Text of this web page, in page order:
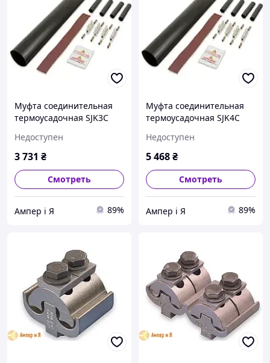
Муфта соединительная
термоусадочная SJK3C
Недоступен
3 731 ₴
Смотреть
Ампер і Я 89%
Муфта соединительная
термоусадочная SJK4C
Недоступен
5 468₴
Смотреть
Ампер і Я 89%